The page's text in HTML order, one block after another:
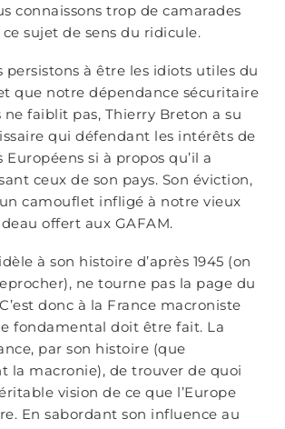
connaissons trop de camarades
sujet de sens du ridicule.
persistons à être les idiots utiles du
que notre dépendance sécuritaire
faiblit pas, Thierry Breton a su
qui défendant les intérêts de
Européens si à propos qu’il a
ceux de son pays. Son éviction,
camouflet infligé à notre vieux
offert aux GAFAM.
à son histoire d’après 1945 (on
ne tourne pas la page du
donc à la France macroniste
fondamental doit être fait. La
par son histoire (que
la macronie), de trouver de quoi
vision de ce que l’Europe
En sabordant son influence au